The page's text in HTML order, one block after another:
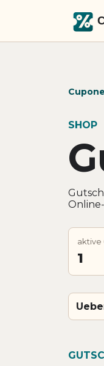
SHOP
aktive
1